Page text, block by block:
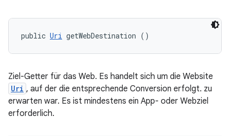
public Uri getWebDestination ()
Ziel-Getter für das Web. Es handelt sich um die Website
Uri , auf der die entsprechende Conversion erfolgt. zu
erwarten war. Es ist mindestens ein App- oder Webziel
erforderlich.